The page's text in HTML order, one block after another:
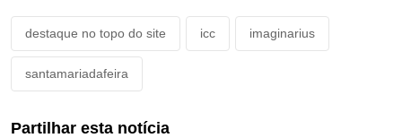
destaque no topo do site icc imaginarius
santamariadafeira
Partilhar esta notícia